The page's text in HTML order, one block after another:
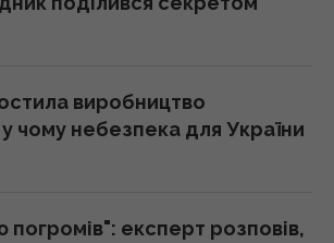
серця: кардіологи
2026
з КНДР уперше сів за
2026
виробництво
у чому небезпека для України
експерт розповів,